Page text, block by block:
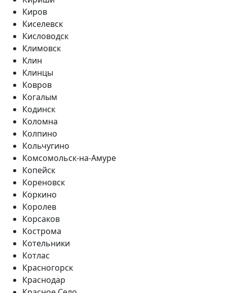
Киров
Киселевск
Кисловодск
Климовск
Клин
Клинцы
Ковров
Когалым
Кодинск
Коломна
Колпино
Кольчугино
Комсомольск-на-Амуре
Копейск
Кореновск
Коркино
Королев
Корсаков
Кострома
Котельники
Котлас
Красногорск
Краснодар